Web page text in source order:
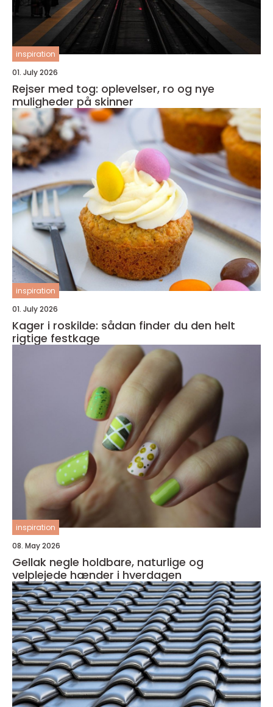
inspiration
01. July 2026
Rejser med tog: oplevelser, ro og nye
muligheder på skinner
inspiration
01. July 2026
Kager i roskilde: sådan finder du den helt
rigtige festkage
inspiration
08. May 2026
Gellak negle holdbare, naturlige og
velplejede hænder i hverdagen